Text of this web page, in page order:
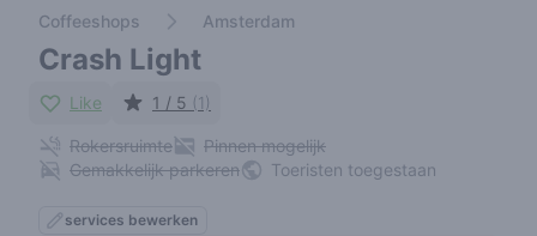
Coffeeshops Amsterdam
Crash Light
Like 1 / 5 (1)
Rokersruimte
Pinnen mogelijk
Gemakkelijk parkeren
Toeristen toegestaan
services bewerken